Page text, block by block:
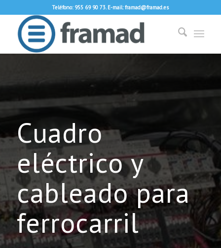
Teléfono: 955 69 90 73. E-mail: framad@framad.es
Cuadro
eléctrico y
cableado para
ferrocarril